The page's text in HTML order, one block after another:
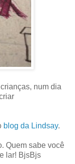
num dia
blog da Lindsay.
Quem sabe você
lar! BjsBjs